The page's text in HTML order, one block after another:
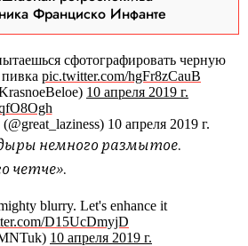
Франциско Инфанте
сфотографировать черную
pic.twitter.com/hgFr8zCauB
10 апреля 2019 г.
10 апреля 2019 г.
немного размытое.
четче».
blurry. Let's enhance it
D15UcDmyjD
10 апреля 2019 г.